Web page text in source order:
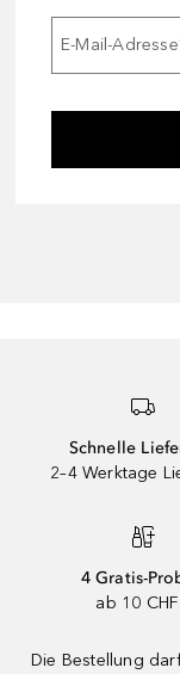
E-Mail-Adresse
Schnelle
2–4 Werktage
4 Gratis-
ab 10 CHF
Die Bestellung